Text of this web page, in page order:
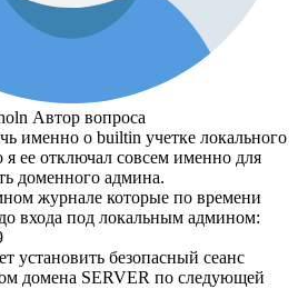
Автор вопроса
именно о builtin учетке локального
я ее отключал совсем именно для
доменного админа.
журнале которые по времени
входа под локальным админом:
установить безопасный сеанс
домена SERVER по следующей